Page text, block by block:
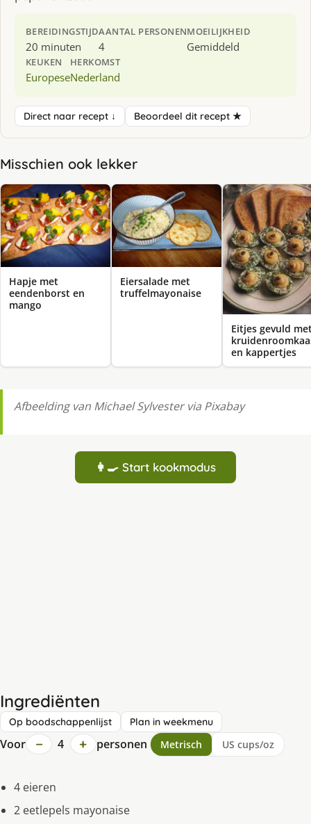
BEREIDINGSTIJD
20 minuten
AANTAL PERSONEN
4
MOEILIJKHEID
Gemiddeld
KEUKEN
Europese
HERKOMST
Nederland
Direct naar recept ↓ Beoordeel dit recept ★
Misschien ook lekker
Hapje met
eendenborst en
mango
Eiersalade met
truffelmayonaise
Eitjes gevuld
en kappertjes
Afbeelding van Michael Sylvester via Pixabay
👩‍🍳 Start kookmodus
Ingrediënten
Op boodschappenlijst Plan in weekmenu
Voor − 4 + personen Metrisch US cups/oz
4 eieren
2 eetlepels mayonaise